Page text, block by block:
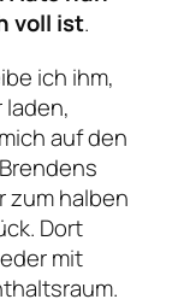
voll ist.
ich ihm,
auf den
zum halben
Dort
mit